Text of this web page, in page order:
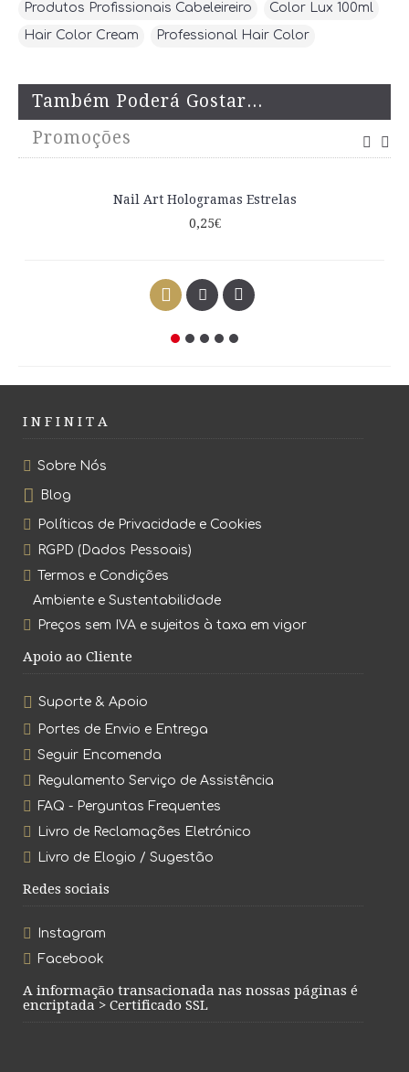
Produtos Profissionais Cabeleireiro
Color Lux 100ml
Hair Color Cream
Professional Hair Color
Também Poderá Gostar...
Promoções
Nail Art Hologramas Estrelas
0,25€
I N F I N I T A
Sobre Nós
Blog
Políticas de Privacidade e Cookies
RGPD (Dados Pessoais)
Termos e Condições
Ambiente e Sustentabilidade
Preços sem IVA e sujeitos à taxa em vigor
Apoio ao Cliente
Suporte & Apoio
Portes de Envio e Entrega
Seguir Encomenda
Regulamento Serviço de Assistência
FAQ - Perguntas Frequentes
Livro de Reclamações Eletrónico
Livro de Elogio / Sugestão
Redes sociais
Instagram
Facebook
A informação transacionada nas nossas páginas é
encriptada > Certificado SSL